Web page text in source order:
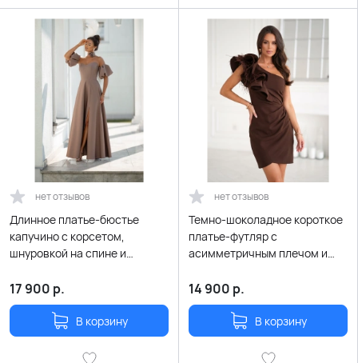
нет отзывов
Длинное платье-бюстье
капучино с корсетом,
шнуровкой на спине и
17 900 р.
В корзину
нет отзывов
Темно-шоколадное короткое
платье-футляр с
асимметричным плечом и
14 900 р.
В корзину